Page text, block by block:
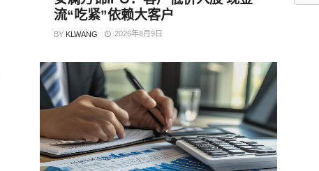
流“吃紧”依赖大客户
BY KLWANG 2026年8月9日